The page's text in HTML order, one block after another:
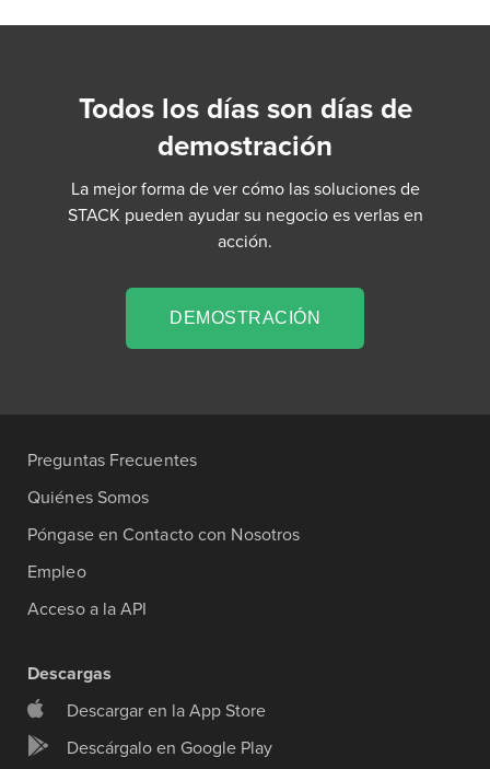
Todos los días son días de
demostración
La mejor forma de ver cómo las soluciones de
STACK pueden ayudar su negocio es verlas en
acción.
DEMOSTRACIÓN
Preguntas Frecuentes
Quiénes Somos
Póngase en Contacto con Nosotros
Empleo
Acceso a la API
Descargas
Descargar en la App Store
Descárgalo en Google Play